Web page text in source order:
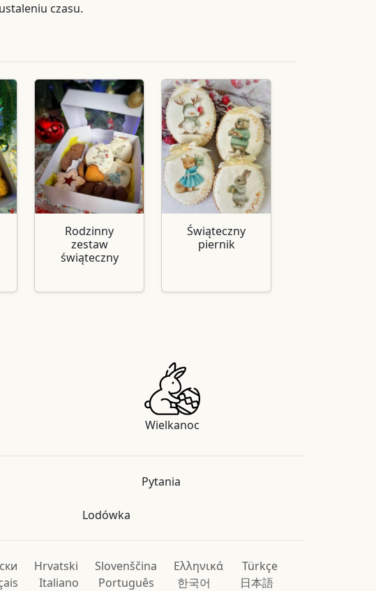
czasu.
Rodzinny
zestaw
świąteczny
Świąteczny
piernik
Wielkanoc
Pytania
Lodówka
Hrvatski Slovenščina Ελληνικά
Türkçe
Italiano Português 한국어 日本語